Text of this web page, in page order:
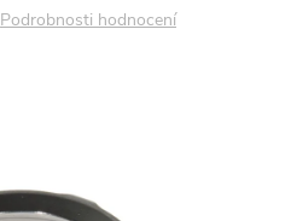
Podrobnosti hodnocení